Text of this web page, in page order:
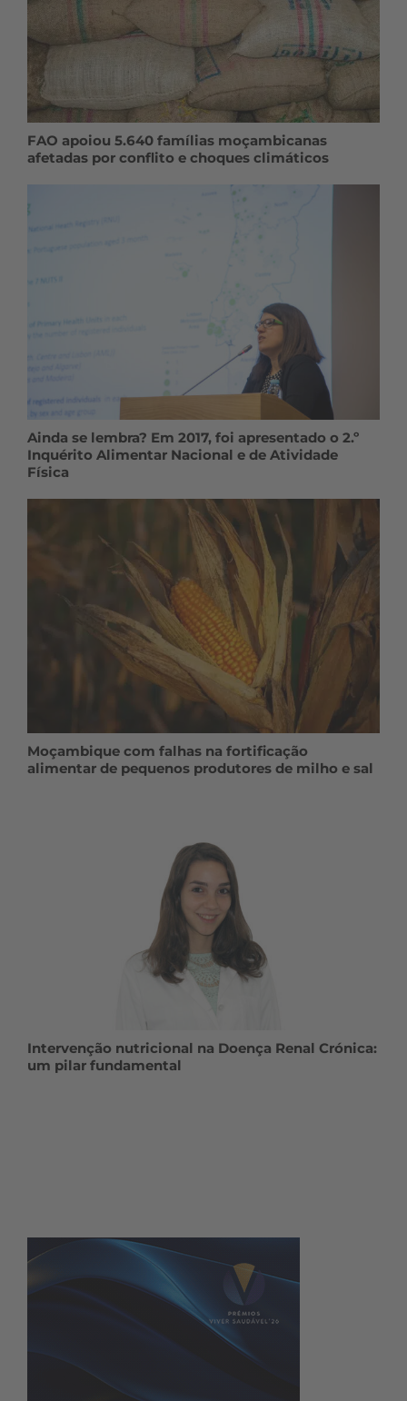
FAO apoiou 5.640 famílias moçambicanas
afetadas por conflito e choques climáticos
Ainda se lembra? Em 2017, foi apresentado o 2.º
Inquérito Alimentar Nacional e de Atividade
Física
Moçambique com falhas na fortificação
alimentar de pequenos produtores de milho e sal
Intervenção nutricional na Doença Renal Crónica:
um pilar fundamental